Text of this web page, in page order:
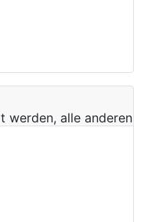
werden, alle anderen